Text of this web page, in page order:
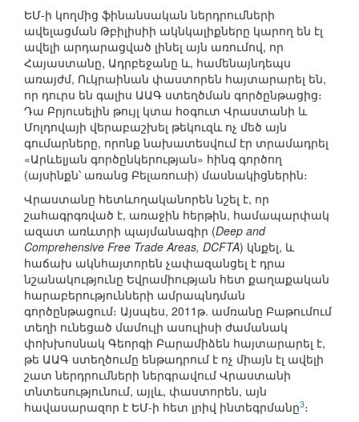
ԵՄ-ի կողմից ֆինանսական ներդրումների
ավելացման Թբիլիսիի ակնկալիքները կարող են էլ
ավելի արդարացված լինել այն առումով, որ
Հայաստանը, Ադրբեջանը և, համենայնդեպս
առայժմ, Ուկրաինան փաստորեն հայտարարել են,
որ դուրս են գալիս ԱԱԳ ստեղծման գործընթացից։
Դա Բրյուսելին թույլ կտա հօգուտ Վրաստանի և
Մոլդովայի վերաբաշխել թեկուզև ոչ մեծ այն
գումարները, որոնք նախատեսվում էր տրամադրել
«Արևելյան գործընկերության» հինգ գործող
(այսինքն՝ առանց Բելառուսի) մասնակիցներին։
Վրաստանը հետևողականորեն նշել է, որ
շահագրգռված է, առաջին հերթին, համապարփակ
ազատ առևտրի պայմանագիր (Deep and
Comprehensive Free Trade Areas, DCFTA) կնքել, և
հաճախ ակնհայտորեն չափազանցել է դրա
նշանակությունը Եվրամիության հետ քաղաքական
հարաբերությունների ամրապնդման
գործընթացում։ Այսպես, 2011թ. ամռանը Բաթումում
տեղի ունեցած մամուլի ասուլիսի ժամանակ
փոխխոսնակ Գեորգի Բարամիձեն հայտարարել է,
թե ԱԱԳ ստեղծումը ենթադրում է ոչ միայն էլ ավելի
շատ ներդրումների ներգրավում Վրաստանի
տնտեսությունում, այլև, փաստորեն, այն
հավասարազոր է ԵՄ-ի հետ լրիվ ինտեգրմանը3։